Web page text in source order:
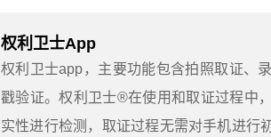
权利卫士App
权利卫士app，主要功能包含拍照取证、
戳验证。权利卫士®在使用和取证过程中
实性进行检测，取证过程无需对手机进行